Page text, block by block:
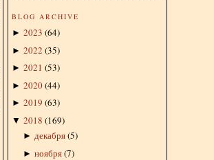
BLOG ARCHIVE
► 2023 (64)
► 2022 (35)
► 2021 (53)
► 2020(44)
► 2019 (63)
▼ 2018 (169)
► декабря(5)
► ноября(7)